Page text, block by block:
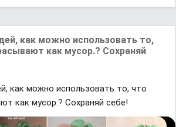
как можно использовать то,
как мусор.? Сохраняй
как можно использовать то, что
как мусор.? Сохраняй себе!